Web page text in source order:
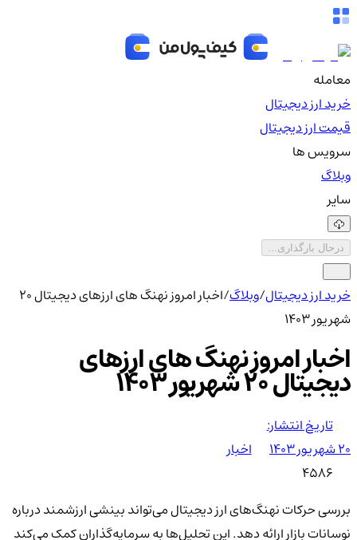
معامله
خرید ارز دیجیتال
قیمت ارز دیجیتال
سرویس ها
وبلاگ
سایر
درحال بارگذاری...
خرید ارز دیجیتال/وبلاگ/
اخبار امروز نهنگ های ارزهای دیجیتال 20
شهریور 1403
اخبار امروز نهنگ های ارزهای
دیجیتال 20 شهریور 1403
تاریخ انتشار:
۲۰ شهریور ۱۴۰۳
اخبار
4586
بررسی حرکات نهنگ‌های ارز دیجیتال می‌تواند بینشی ارزشمند درباره
نوسانات بازار ارائه دهد. این تحلیل‌ها به سرمایه‌گذاران کمک می‌کند